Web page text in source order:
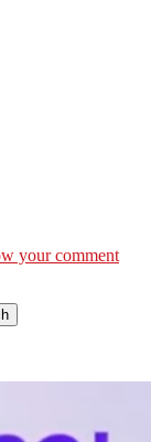
your comment